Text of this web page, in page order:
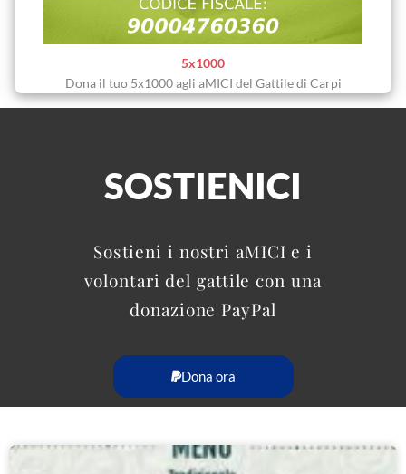
5x1000
Dona il tuo 5x1000 agli aMICI del Gattile di Carpi
SOSTIENICI
Sostieni i nostri aMICI e i
volontari del gattile con una
donazione PayPal
Dona ora